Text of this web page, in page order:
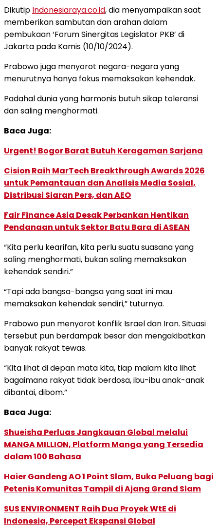
Dikutip Indonesiaraya.co.id, dia menyampaikan saat
memberikan sambutan dan arahan dalam
pembukaan ‘Forum Sinergitas Legislator PKB’ di
Jakarta pada Kamis (10/10/2024).
Prabowo juga menyorot negara-negara yang
menurutnya hanya fokus memaksakan kehendak.
Padahal dunia yang harmonis butuh sikap toleransi
dan saling menghormati.
Baca Juga:
Urgent! Bogor Barat Butuh Keragaman Sarjana
Cision Raih MarTech Breakthrough Awards 2026
untuk Pemantauan dan Analisis Media Sosial,
Distribusi Siaran Pers, dan AEO
Fair Finance Asia Desak Perbankan Hentikan
Pendanaan untuk Sektor Batu Bara di ASEAN
“Kita perlu kearifan, kita perlu suatu suasana yang
saling menghormati, bukan saling memaksakan
kehendak sendiri.”
“Tapi ada bangsa-bangsa yang saat ini mau
memaksakan kehendak sendiri,” tuturnya.
Prabowo pun menyorot konflik Israel dan Iran. Situasi
tersebut pun berdampak besar dan mengakibatkan
banyak rakyat tewas.
“Kita lihat di depan mata kita, tiap malam kita lihat
bagaimana rakyat tidak berdosa, ibu-ibu anak-anak
dibantai, dibom.”
Baca Juga:
Shueisha Perluas Jangkauan Global melalui
MANGA MILLION, Platform Manga yang Tersedia
dalam 100 Bahasa
Haier Gandeng AO 1 Point Slam, Buka Peluang bagi
Petenis Komunitas Tampil di Ajang Grand Slam
SUS ENVIRONMENT Raih Dua Proyek WtE di
Indonesia, Percepat Ekspansi Global